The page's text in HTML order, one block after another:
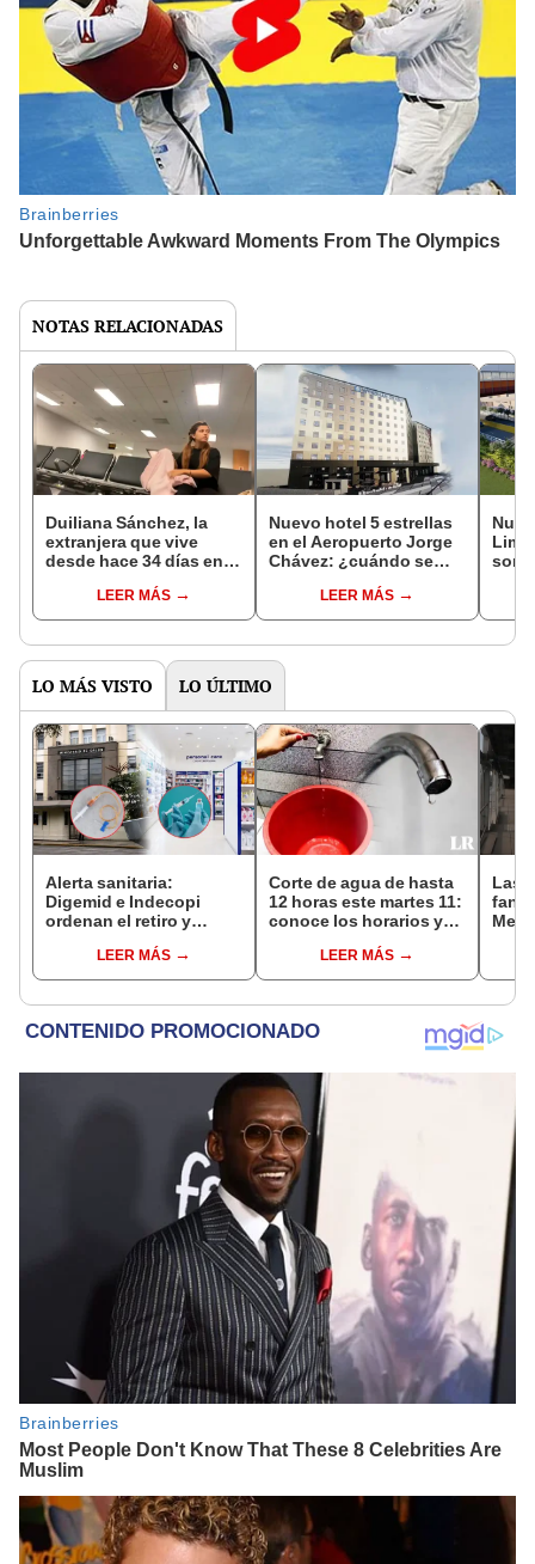
NOTAS RELACIONADAS
Duiliana Sánchez, la
extranjera que vive
desde hace 34 días en el
ingresar a Perú
LEER MÁS
Nuevo hotel 5 estrellas
en el Aeropuerto Jorge
Chávez: ¿cuándo se
su diseño?LEER MÁS
son
LO MÁS VISTO LO ÚLTIMO
Alerta sanitaria:
Digemid e Indecopi
ordenan el retiro y
productos médicos
contra el cáncer por
LEER MÁS
Corte de agua de hasta
12 horas este martes 11:
conoce los horarios y
Miraflores, SJL, Los
Olivos y más
LEER MÁS
Las